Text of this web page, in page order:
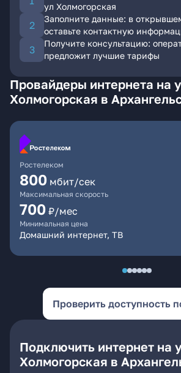
ул Холмогорская
Заполните данные: в
оставьте контактную
Получите консультацию:
предложит лучшие тарифы
Провайдеры интернета на
Холмогорская в
Ростелеком
800 мбит/сек
Максимальная скорость
700 ₽/мес
Минимальная цена
Домашний интернет, ТВ
Проверить доступность
Подключить интернет на
Холмогорская в